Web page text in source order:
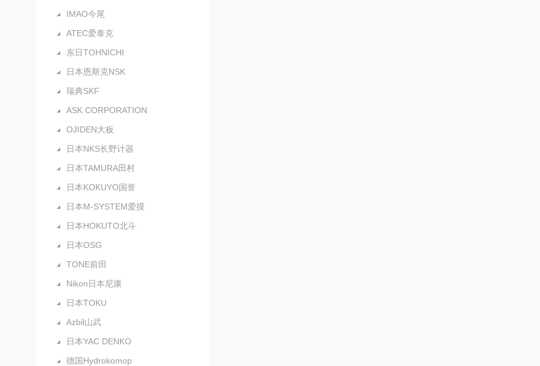
IMAO今尾
ATEC爱泰克
东日TOHNICHI
日本恩斯克NSK
瑞典SKF
ASK CORPORATION
OJIDEN大板
日本NKS长野计器
日本TAMURA田村
日本KOKUYO国誉
日本M-SYSTEM爱摸
日本HOKUTO北斗
日本OSG
TONE前田
Nikon日本尼康
日本TOKU
Azbil山武
日本YAC DENKO
德国Hydrokomop